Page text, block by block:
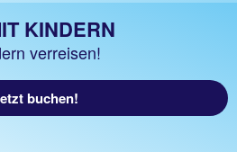
KINDERN
verreisen!
buchen!